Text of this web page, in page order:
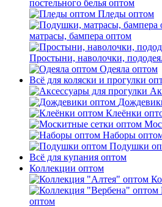
постельного белья оптом
Пледы оптом
матрасы, бампера оптом
Простыни, наволочки,
Одеяла оптом
Всё для коляски и прогулки
Клеёнки
Наборы
Подушки
Всё для купания оптом
Коллекции оптом
оптом